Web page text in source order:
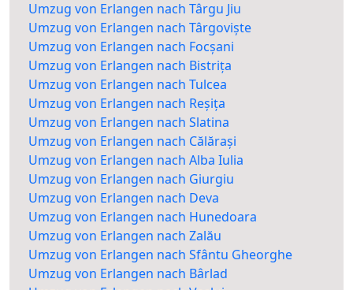
Umzug von Erlangen nach Târgu Jiu
Umzug von Erlangen nach Târgoviște
Umzug von Erlangen nach Focșani
Umzug von Erlangen nach Bistrița
Umzug von Erlangen nach Tulcea
Umzug von Erlangen nach Reșița
Umzug von Erlangen nach Slatina
Umzug von Erlangen nach Călărași
Umzug von Erlangen nach Alba Iulia
Umzug von Erlangen nach Giurgiu
Umzug von Erlangen nach Deva
Umzug von Erlangen nach Hunedoara
Umzug von Erlangen nach Zalău
Umzug von Erlangen nach Sfântu Gheorghe
Umzug von Erlangen nach Bârlad